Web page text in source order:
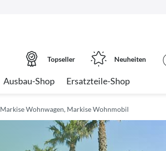
Topseller Neuheiten
Ausbau-Shop Ersatzteile-Shop
Markise Wohnwagen, Markise Wohnmobil